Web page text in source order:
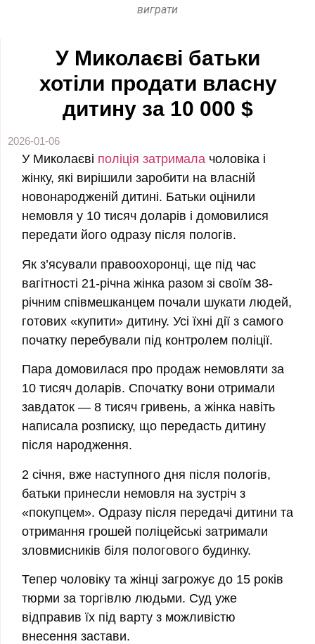
виграти
У Миколаєві батьки
хотіли продати власну
дитину за 10 000 $
2026-01-06
У Миколаєві поліція затримала чоловіка і
жінку, які вирішили заробити на власній
новонародженій дитині. Батьки оцінили
немовля у 10 тисяч доларів і домовилися
передати його одразу після пологів.
Як з’ясували правоохоронці, ще під час
вагітності 21-річна жінка разом зі своїм 38-
річним співмешканцем почали шукати людей,
готових «купити» дитину. Усі їхні дії з самого
початку перебували під контролем поліції.
Пара домовилася про продаж немовляти за
10 тисяч доларів. Спочатку вони отримали
завдаток — 8 тисяч гривень, а жінка навіть
написала розписку, що передасть дитину
після народження.
2 січня, вже наступного дня після пологів,
батьки принесли немовля на зустріч з
«покупцем». Одразу після передачі дитини та
отримання грошей поліцейські затримали
зловмисників біля пологового будинку.
Тепер чоловіку та жінці загрожує до 15 років
тюрми за торгівлю людьми. Суд уже
відправив їх під варту з можливістю
внесення застави.